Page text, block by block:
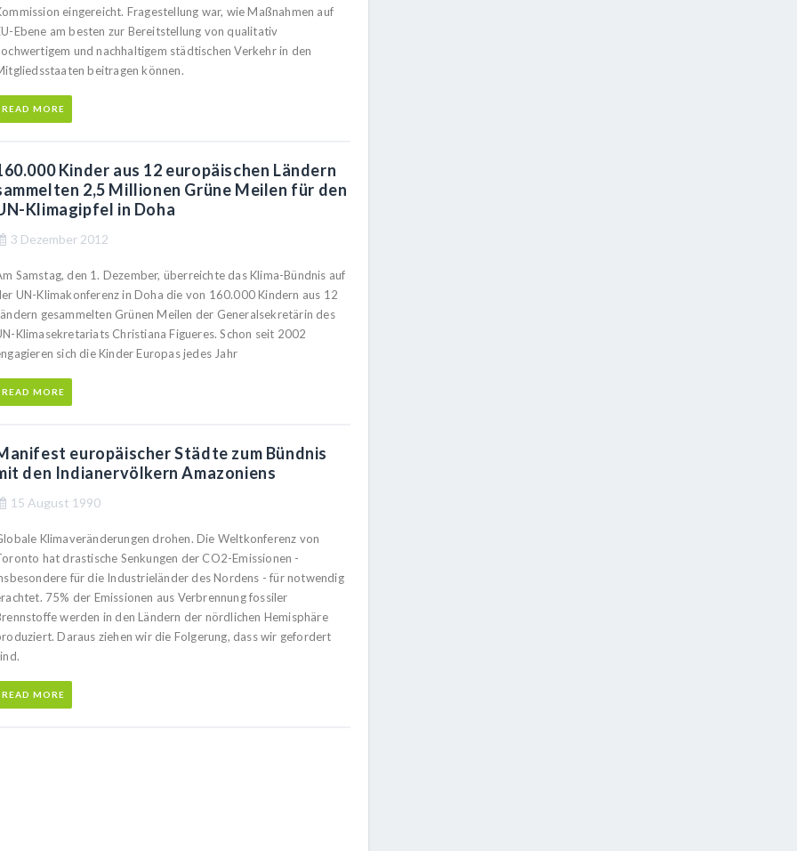
eingereicht. Fragestellung war, wie Maßnahmen auf
Ebene am besten zur Bereitstellung von qualitativ
und nachhaltigem städtischen Verkehr in den
beitragen können.
READ MORE
Kinder aus 12 europäischen Ländern
2,5 Millionen Grüne Meilen für den
Klimagipfel in Doha
3 Dezember 2012
Samstag, den 1. Dezember, überreichte das Klima-Bündnis auf
UN-Klimakonferenz in Doha die von 160.000 Kindern aus 12
gesammelten Grünen Meilen der Generalsekretärin des
Klimasekretariats Christiana Figueres. Schon seit 2002
sich die Kinder Europas jedes Jahr
READ MORE
europäischer Städte zum Bündnis
den Indianervölkern Amazoniens
15 August 1990
Klimaveränderungen drohen. Die Weltkonferenz von
hat drastische Senkungen der CO2-Emissionen -
für die Industrieländer des Nordens - für notwendig
75% der Emissionen aus Verbrennung fossiler
werden in den Ländern der nördlichen Hemisphäre
Daraus ziehen wir die Folgerung, dass wir gefordert
READ MORE